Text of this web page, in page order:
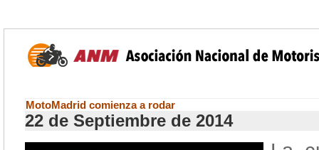
MotoMadrid comienza a rodar
22 de Septiembre de 2014